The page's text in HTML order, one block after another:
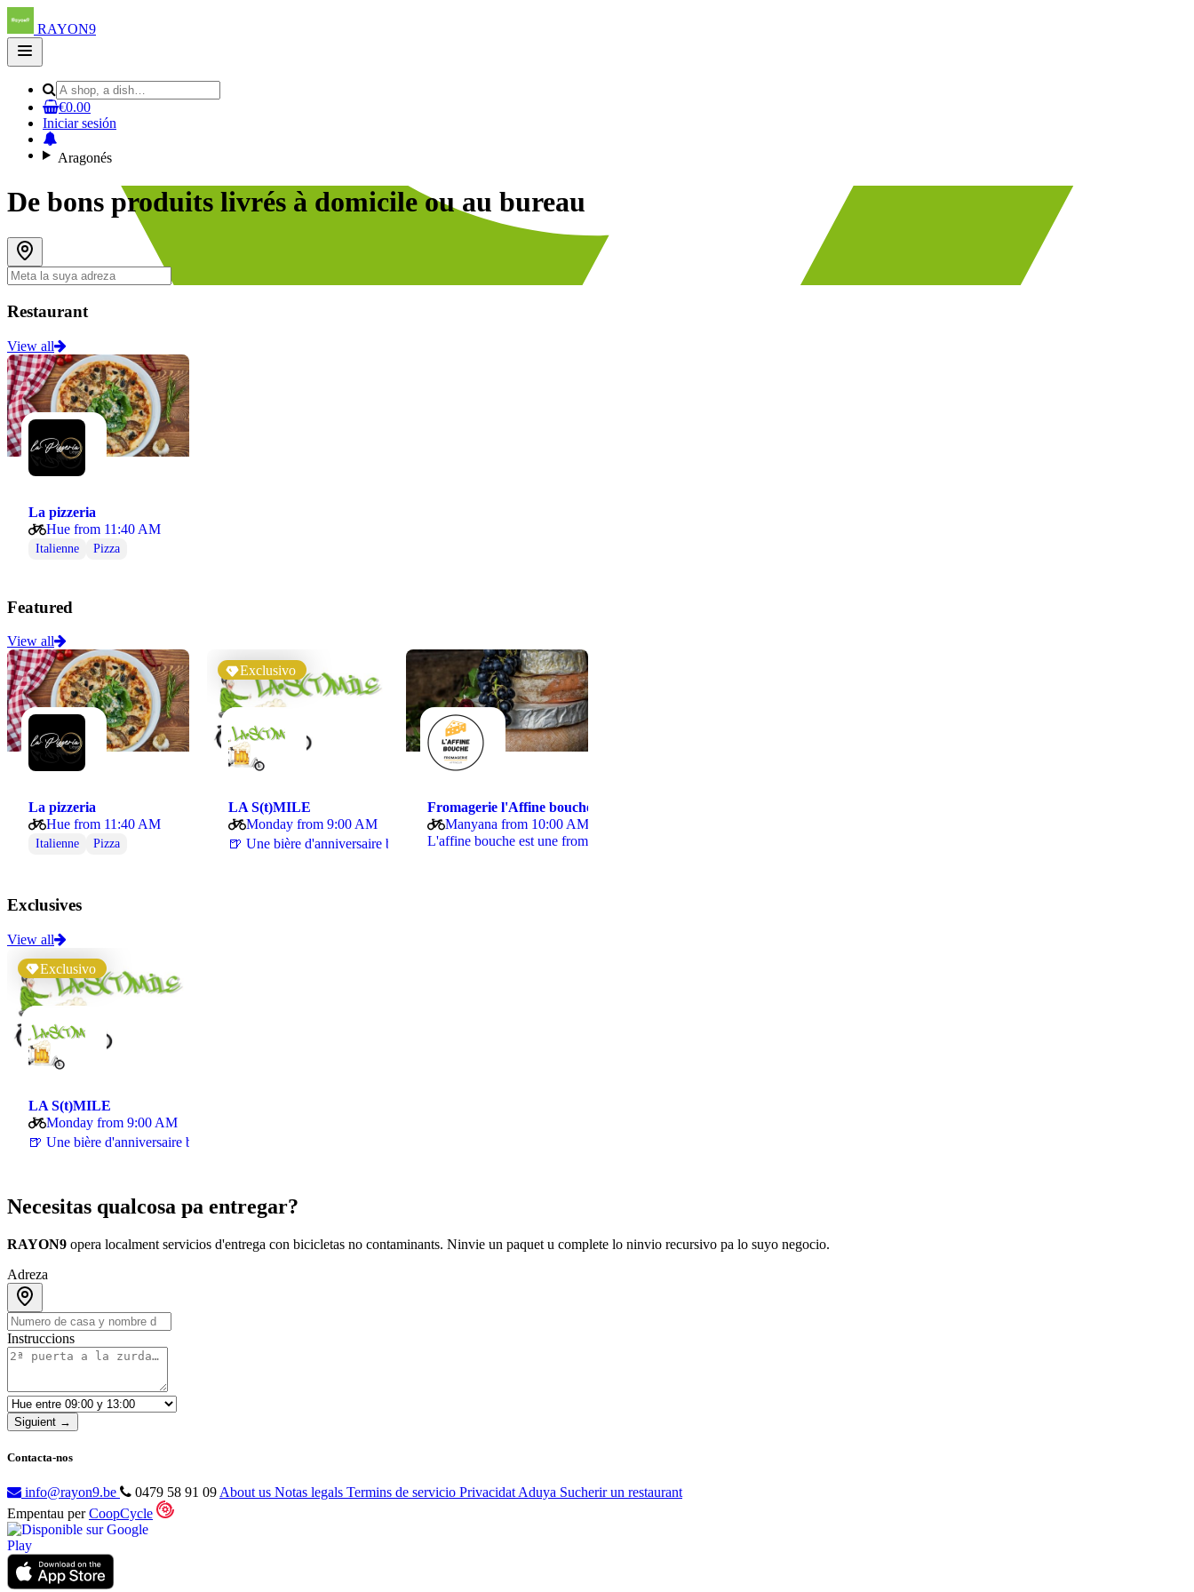
RAYON9
Open
main
€0.00
Iniciar sesión
Aragonés
De bons produits livrés à domicile ou au bureau
Restaurant
View all
La pizzeria
Hue from 11:40 AM
Italienne Pizza
Featured
View all
La pizzeria
Hue from 11:40 AM
Italienne Pizza
Exclusivo
LA S(t)MILE
Monday from 9:00 AM
Fromagerie l'Affine bouche
Manyana from 10:00 AM
Exclusives
View all
Exclusivo
LA S(t)MILE
Monday from 9:00 AM
Necesitas qualcosa pa entregar?
RAYON9 opera localment servicios d'entrega con bicicletas no contaminants. Ninvie un paquet u complete lo ninvio recursivo pa lo suyo negocio.
Adreza
Instruccions
Siguient →
Contacta-nos
info@rayon9.be 0479 58 91 09 About us Notas legals Termins de servicio Privacidat Aduya Sucherir un restaurant
Empentau perCoopCycle